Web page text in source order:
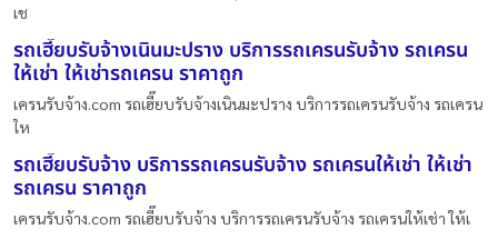
เช
รถเฮี๊ยบรับจ้างเนินมะปราง บริการรถเครนรับจ้าง รถเครน
ให้เช่า ให้เช่ารถเครน ราคาถูก
เครนรับจ้าง.com รถเฮี๊ยบรับจ้างเนินมะปราง บริการรถเครนรับจ้าง รถเครน
ให
รถเฮี๊ยบรับจ้าง บริการรถเครนรับจ้าง รถเครนให้เช่า ให้เช่า
รถเครน ราคาถูก
เครนรับจ้าง.com รถเฮี๊ยบรับจ้าง บริการรถเครนรับจ้าง รถเครนให้เช่า ให้เ